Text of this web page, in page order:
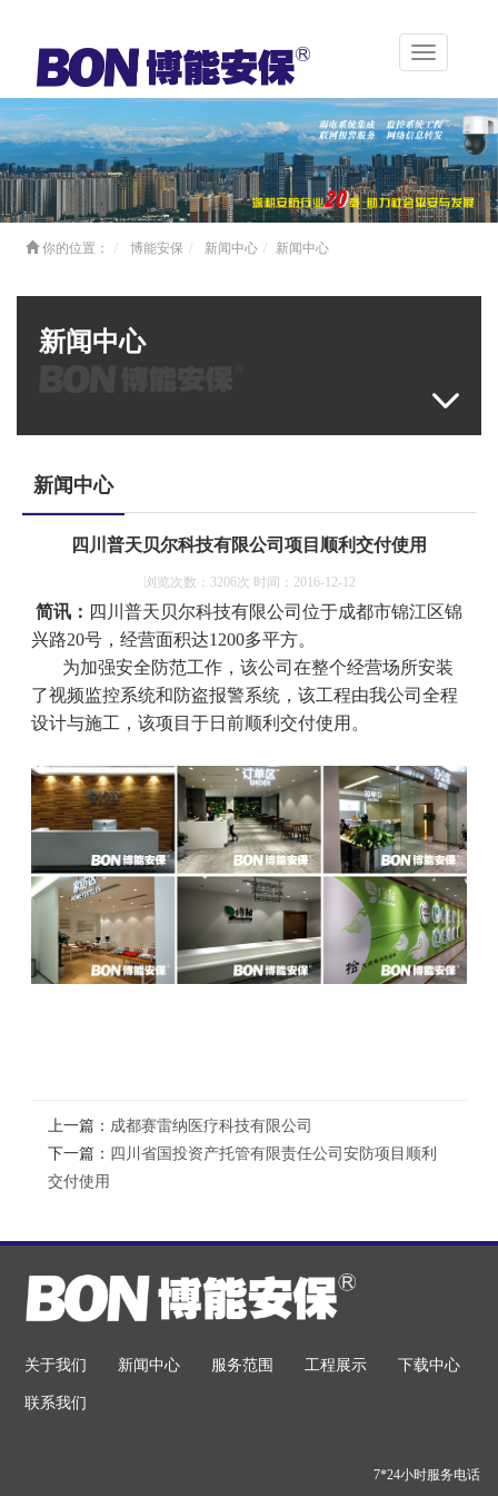
Toggle
你的位置： 博能安保 新闻中心 新闻中心
新闻中心
新闻中心
四川普天贝尔科技有限公司项目顺利交付使用
浏览次数：3206次 时间：2016-12-12
简讯： 四川普天贝尔科技有限公司位于成都市锦江区锦
兴路20号，经营面积达1200多平方。
为加强安全防范工作，该公司在整个经营场所安装
了视频监控系统和防盗报警系统，该工程由我公司全程
设计与施工，该项目于日前顺利交付使用。
上一篇： 成都赛雷纳医疗科技有限公司
下一篇： 四川省国投资产托管有限责任公司安防项目顺利
交付使用
关于我们 新闻中心 服务范围 工程展示 下载中心
联系我们
7*24小时服务电话